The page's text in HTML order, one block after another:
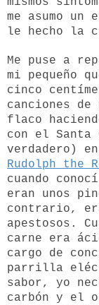
me asumo
le hecho la
Me puse a
mi pequeño
cinco
canciones
flaco
con el
verdadero)
Rudolph the
cuando
eran unos
contrario,
apestosos.
carne era
cargo de
parrilla
sabor, yo
carbón y el